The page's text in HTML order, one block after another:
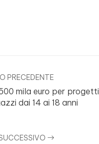
PRECEDENTE
mila euro per progetti
dai 14 ai 18 anni